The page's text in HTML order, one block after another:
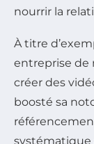
nourrir la
À titre
entreprise de
créer des
boosté sa
systématique